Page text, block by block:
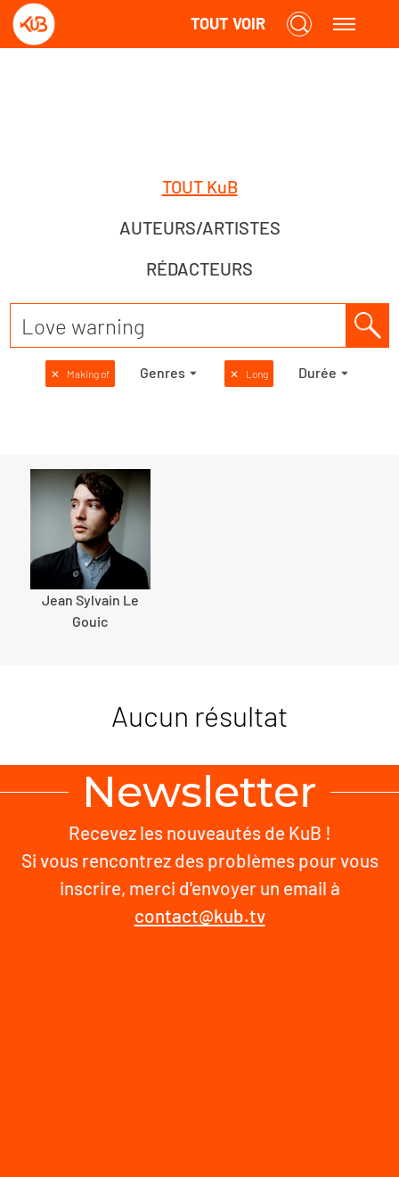
TOUT VOIR
TOUT KuB
AUTEURS/ARTISTES
RÉDACTEURS
✕ Making of Genres ✕ Long Durée
Jean Sylvain Le
Gouic
Aucun résultat
Newsletter
Recevez les nouveautés de KuB !
Si vous rencontrez des problèmes pour vous
inscrire, merci d'envoyer un email à
contact@kub.tv